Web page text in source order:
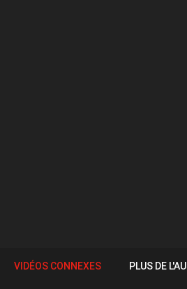
VIDÉOS CONNEXES PLUS DE